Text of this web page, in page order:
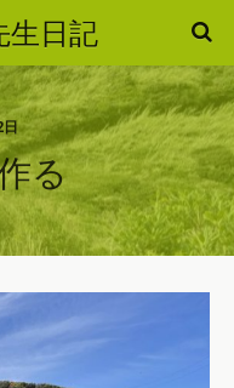
生日記
る